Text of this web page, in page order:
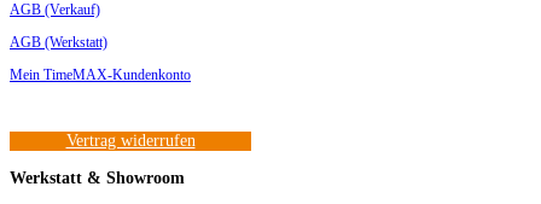
AGB (Verkauf)
AGB (Werkstatt)
Mein TimeMAX-Kundenkonto
Vertrag widerrufen
Werkstatt & Showroom